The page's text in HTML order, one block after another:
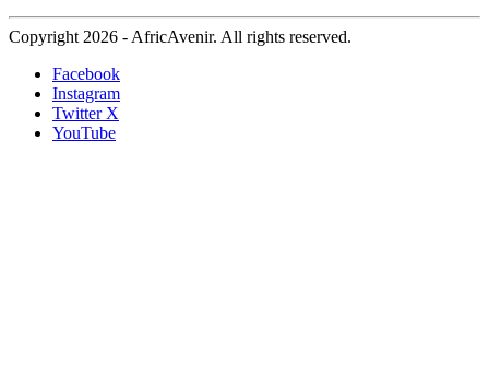
Copyright 2026 - AfricAvenir. All rights reserved.
Facebook
Instagram
Twitter X
YouTube